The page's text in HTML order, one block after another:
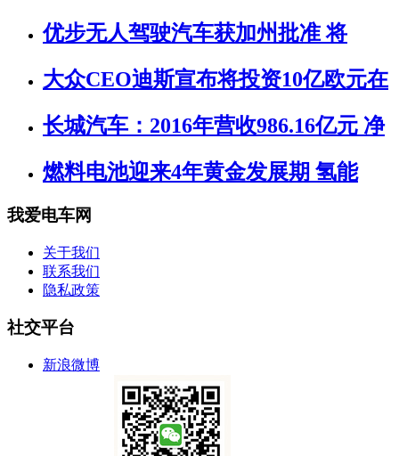
优步无人驾驶汽车获加州批准 将
大众CEO迪斯宣布将投资10亿欧元在
长城汽车：2016年营收986.16亿元 净
燃料电池迎来4年黄金发展期 氢能
我爱电车网
关于我们
联系我们
隐私政策
社交平台
新浪微博